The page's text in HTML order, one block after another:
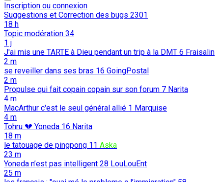
Inscription ou connexion
Suggestions et Correction des bugs 2301
18 h
Topic modération 34
1 j
J'ai mis une TARTE à Dieu pendant un trip à la DMT 6 Fraisalin
2 m
se reveiller dans ses bras 16 GoingPostal
2 m
Propulse qui fait copain copain sur son forum 7 Narita
4 m
MacArthur c'est le seul général allié 1 Marquise
4 m
Tohru 💔 Yoneda 16 Narita
18 m
le tatouage de pingpong 11 Aska
23 m
Yoneda n’est pas intelligent 28 LouLouEnt
25 m